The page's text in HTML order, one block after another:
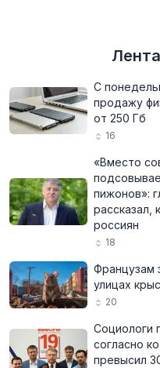
С
продажу
от 250 Гб
16
«Вместо
пижонов»:
рассказал,
россиян
18
Французам
улицах
20
Социологи
согласно
превысил